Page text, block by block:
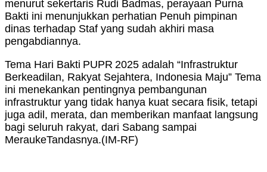
menurut sekertaris Rudi Badmas, perayaan Purna
Bakti ini menunjukkan perhatian Penuh pimpinan
dinas terhadap Staf yang sudah akhiri masa
pengabdiannya.
Tema Hari Bakti PUPR 2025 adalah “Infrastruktur
Berkeadilan, Rakyat Sejahtera, Indonesia Maju” Tema
ini menekankan pentingnya pembangunan
infrastruktur yang tidak hanya kuat secara fisik, tetapi
juga adil, merata, dan memberikan manfaat langsung
bagi seluruh rakyat, dari Sabang sampai
MeraukeTandasnya.(IM-RF)